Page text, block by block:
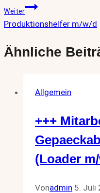
Weiter
Produktionshelfer m/w/d
Ähnliche
Allgemein
+++
(Loader
Vonadmin 5. Juli